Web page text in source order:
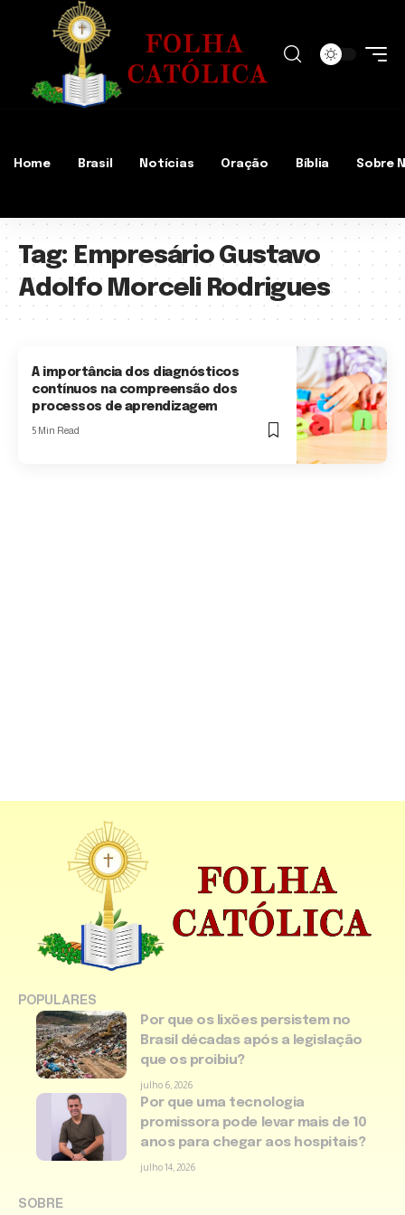
Home Brasil Notícias Oração Bíblia Sobre
Tag: Empresário Gustavo
Adolfo Morceli Rodrigues
A importância dos diagnósticos
contínuos na compreensão dos
processos de aprendizagem
5 Min Read
POPULARES
Por que os lixões persistem no
Brasil décadas após a legislação
que os proibiu?
julho 6, 2026
Por que uma tecnologia
promissora pode levar mais de 10
anos para chegar aos hospitais?
julho 14, 2026
SOBRE